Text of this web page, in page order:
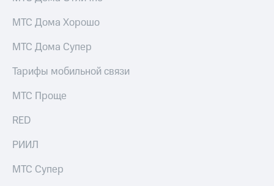
МТС Дома Хорошо
МТС Дома Супер
Тарифы мобильной связи
МТС Проще
RED
РИИЛ
МТС Супер